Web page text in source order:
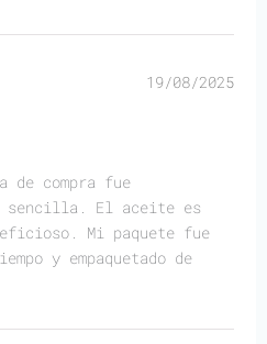
19/08/2025
de compra fue
sencilla. El aceite es
Mi paquete fue
y empaquetado de